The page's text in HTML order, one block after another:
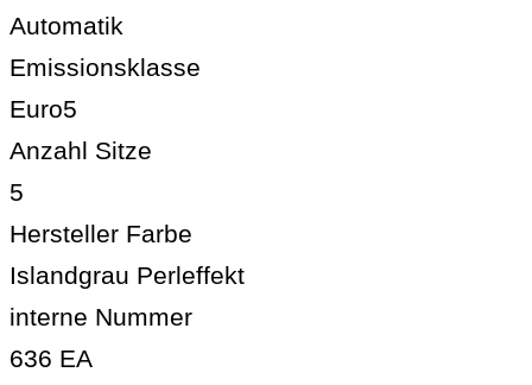
Automatik
Emissionsklasse
Euro5
Anzahl Sitze
5
Hersteller Farbe
Islandgrau Perleffekt
interne Nummer
636 EA